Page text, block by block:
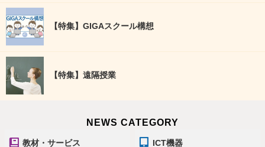
【特集】GIGAスクール構想
【特集】遠隔授業
NEWS CATEGORY
教材・サービス ICT機器